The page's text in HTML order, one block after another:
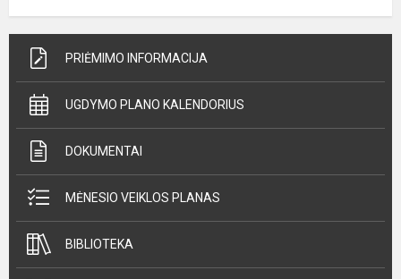
PRIĖMIMO INFORMACIJA
UGDYMO PLANO KALENDORIUS
DOKUMENTAI
MĖNESIO VEIKLOS PLANAS
BIBLIOTEKA